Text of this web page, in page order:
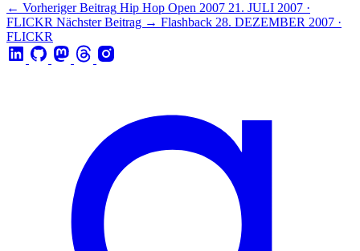
← Vorheriger Beitrag Hip Hop Open 2007 21. JULI 2007 ·
FLICKR Nächster Beitrag → Flashback 28. DEZEMBER 2007 ·
FLICKR